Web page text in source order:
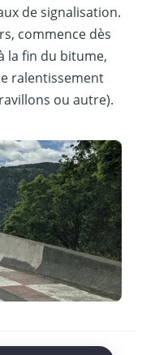
de signalisation.
commence dès
la fin du bitume,
ralentissement
ou autre).